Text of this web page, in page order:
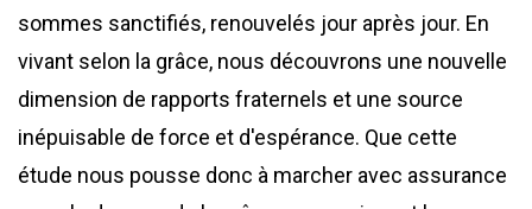
sommes sanctifiés, renouvelés jour après jour. En
vivant selon la grâce, nous découvrons une nouvelle
dimension de rapports fraternels et une source
inépuisable de force et d'espérance. Que cette
étude nous pousse donc à marcher avec assurance